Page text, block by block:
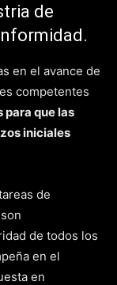
de
en el avance de
competentes
para que las
iniciales
de
de todos los
en el
en